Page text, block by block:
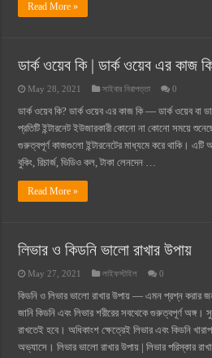
Read More »
ডার্ক ওয়েব কি | ডার্ক ওয়েব এর কাজ
May 28, 2021 সাইবার নিরাপত্তা 0
ডার্ক ওয়েব কি? ডার্ক ওয়েব এর কাজ কি — ডার্ক ওয়েব বা
প্রতিটি ইন্টারনেট ইউজারকারী কোনো না কোনো সময়ে
গুরুত্বপূর্ণ কাজগুলো ইন্টারনেটের মাধ্যমে করে থাকি।
বুকিং, রিচার্জ, ভিডিও কল, টাকা লেনদেন …
Read More »
লিভার ও কিডনি ভালো রাখার উপায়
May 27, 2021 লাইফস্টাইল 0
কিডনি ও লিভার ভালো রাখার উপায় — এমন প্রশ্ন করার
জানি কিডনি এবং লিভার শরীরের সবথেকে গুরুত্বপূর্ণ
রাখতেই হবে। অধিকাংশ ক্ষেত্রেই লিভার এবং কিডনি
অভ্যাসে। লিভার ভালো রাখার উপায় | লিভার পরিস্কার